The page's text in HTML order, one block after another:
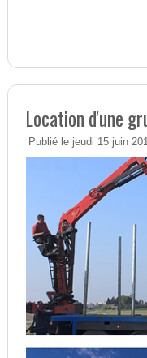
Location d'une
Publié le jeudi 15 juin